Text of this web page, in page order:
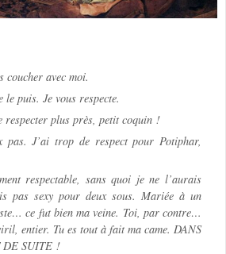
avec moi.
puis. Je vous respecte.
respecter plus près, petit coquin !
J’ai trop de respect pour Potiphar,
respectable, sans quoi je ne l’aurais
pas sexy pour deux sous. Mariée à un
ce fut bien ma veine. Toi, par contre…
entier. Tu es tout à fait ma came. DANS
SUITE !